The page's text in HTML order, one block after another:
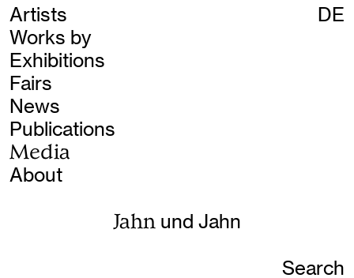
Artists
DE
Works by
Exhibitions
Fairs
News
Publications
Media
About
Jahnund Jahn